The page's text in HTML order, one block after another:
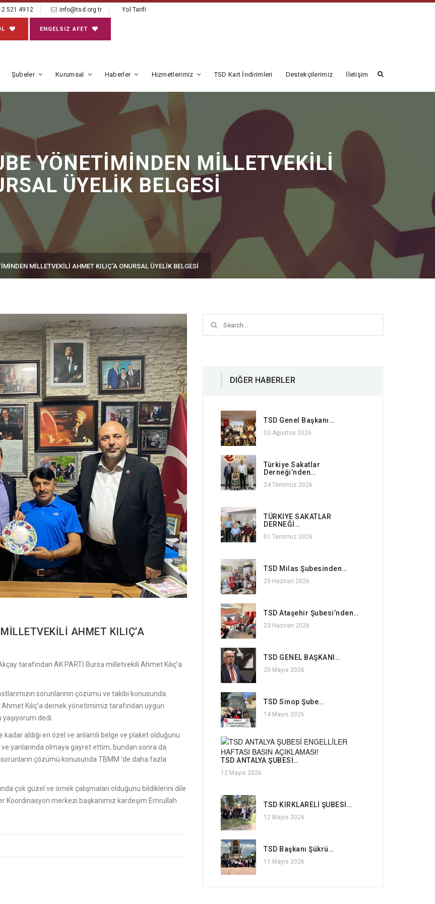
521 4912 info@tsd.org.tr Yol Tarifi
ENGELSIZ AFET
Şubeler Kurumsal Haberler Hizmetlerimiz TSD Kart İndirimleri Destekçilerimiz İletişim
YÖNETİMİNDEN MİLLETVEKİLİ
ÜYELİK BELGESİ
MİLLETVEKİLİ AHMET KILIÇ’A ONURSAL ÜYELİK BELGESİ
AHMET KILIÇ’A
tarafından AK PARTİ Bursa milletvekili Ahmet Kılıç’a
sorunlarının çözümü ve takibi konusunda
Kılıç’a dernek yönetimimiz tarafından uygun
dedi.
aldığı en özel ve anlamlı belge ve plaket olduğunu
yanlarında olmaya gayret ettim, bundan sonra da
çözümü konusunda TBMM ‘de daha fazla
çok güzel ve örnek çalışmaları olduğunu bildiklerini dile
Koordinasyon merkezi başkanımız kardeşim Emrullah
DIĞER HABERLER
TSD Genel Başkanı…
03 Ağustos 2026
Türkiye Sakatlar
Derneği’nden…
24 Temmuz 2026
TÜRKİYE SAKATLAR
DERNEĞİ…
01 Temmuz 2026
TSD Milas Şubesinden…
29 Haziran 2026
TSD Ataşehir Şubesi’nden…
23 Haziran 2026
TSD GENEL BAŞKANI…
20 Mayıs 2026
TSD Sinop Şube…
14 Mayıs 2026
TSD ANTALYA ŞUBESİ…
12 Mayıs 2026
TSD KIRKLARELİ ŞUBESİ…
12 Mayıs 2026
TSD Başkanı Şükrü…
11 Mayıs 2026